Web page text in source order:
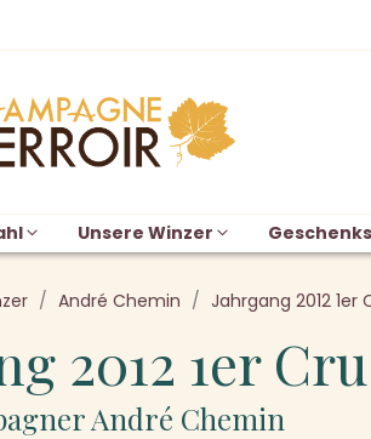
Unsere Winzer
André Chemin Jahrgang 2012 1er
2012 1er Cru
André Chemin